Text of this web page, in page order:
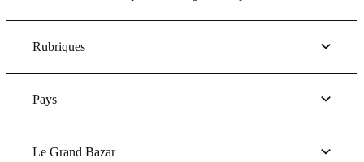
Rubriques
Pays
Le Grand Bazar